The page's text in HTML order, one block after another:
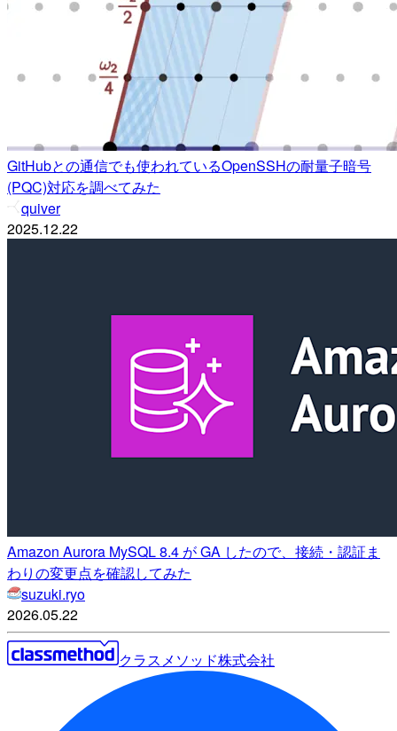
GitHubとの通信でも使われているOpenSSHの耐量子暗号
(PQC)対応を調べてみた
quiver
2025.12.22
Amazon Aurora MySQL 8.4 が GA したので、接続・認証ま
わりの変更点を確認してみた
suzuki.ryo
2026.05.22
クラスメソッド株式会社